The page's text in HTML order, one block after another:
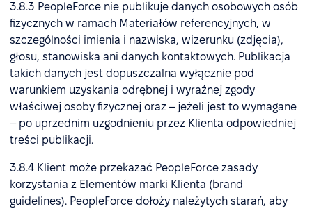
3.8.3 PeopleForce nie publikuje danych osobowych osób
fizycznych w ramach Materiałów referencyjnych, w
szczególności imienia i nazwiska, wizerunku (zdjęcia),
głosu, stanowiska ani danych kontaktowych. Publikacja
takich danych jest dopuszczalna wyłącznie pod
warunkiem uzyskania odrębnej i wyraźnej zgody
właściwej osoby fizycznej oraz – jeżeli jest to wymagane
– po uprzednim uzgodnieniu przez Klienta odpowiedniej
treści publikacji.
3.8.4 Klient może przekazać PeopleForce zasady
korzystania z Elementów marki Klienta (brand
guidelines). PeopleForce dołoży należytych starań, aby